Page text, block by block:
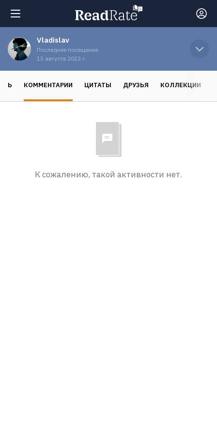
Поиск
Экранизации
Vladislav
Последнее посещение:
15 августа 2023 г.
КОММЕНТАРИИ ЦИТАТЫ ДРУЗЬЯ КОЛЛЕКЦИИ
К сожалению, такой активности нет.